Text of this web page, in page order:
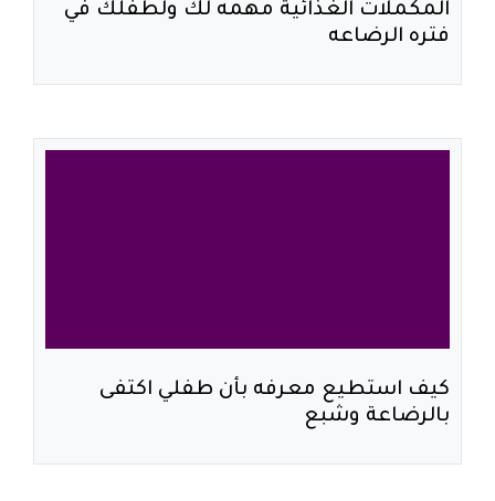
المكملات الغذائية مهمه لك ولطفلك في
فتره الرضاعه
كيف استطيع معرفه بأن طفلي اكتفى
بالرضاعة وشبع